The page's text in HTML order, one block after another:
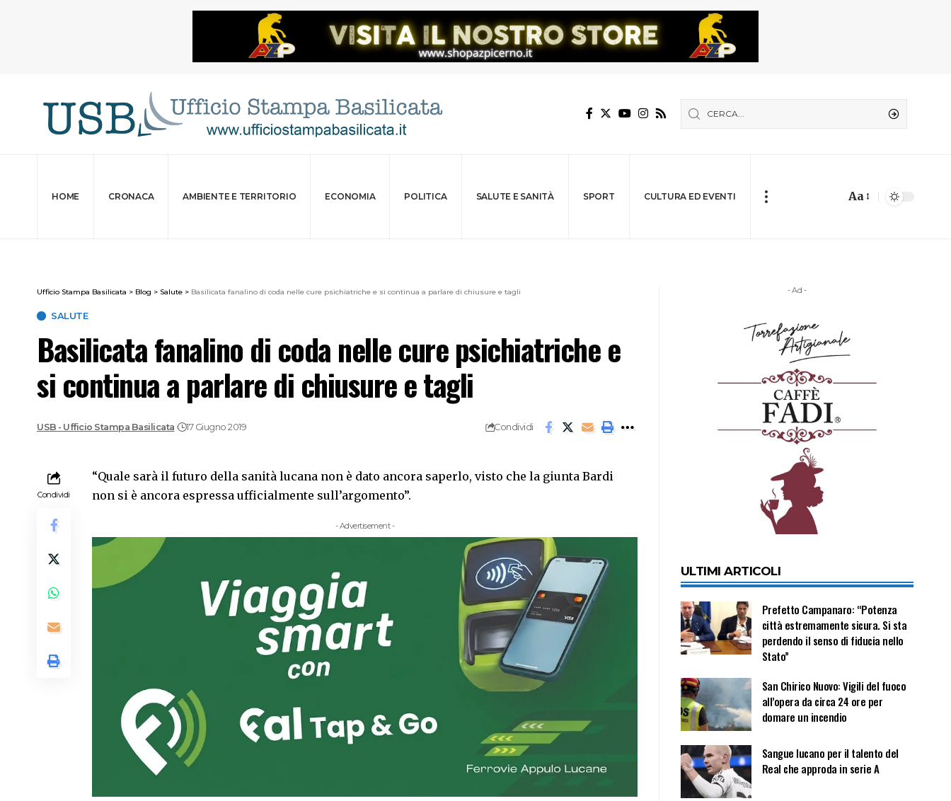
HOME CRONACA AMBIENTE E TERRITORIO ECONOMIA POLITICA SALUTE E SANITÀ SPORT CULTURA ED EVENTI Aa
Ufficio Stampa Basilicata > Blog > Salute > Basilicata fanalino di coda nelle cure psichiatriche e si continua a parlare di chiusure e tagli
SALUTE
Basilicata fanalino di coda nelle cure psichiatriche e
si continua a parlare di chiusure e tagli
USB - Ufficio Stampa Basilicata 17 Giugno 2019 Condividi
Condividi
“Quale sarà il futuro della sanità lucana non è dato ancora saperlo, visto che la giunta Bardi
non si è ancora espressa ufficialmente sull’argomento”.
- Advertisement -
- Ad -
ULTIMI ARTICOLI
Prefetto Campanaro: “Potenza
città estremamente sicura. Si sta
perdendo il senso di fiducia nello
Stato”
San Chirico Nuovo: Vigili del fuoco
all’opera da circa 24 ore per
domare un incendio
Sangue lucano per il talento del
Real che approda in serie A